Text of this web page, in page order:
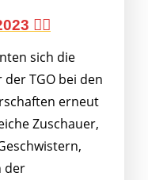
🤸‍♀️
sich die
TGO bei den
erneut
Zuschauer,
der